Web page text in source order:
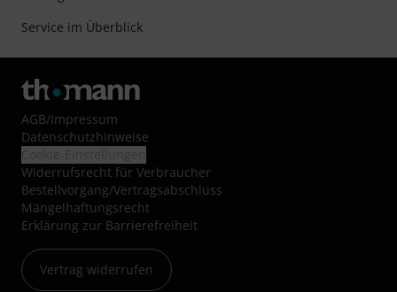
Service im Überblick
AGB/Impressum
Datenschutzhinweise
Widerrufsrecht für Verbraucher
Bestellvorgang/Vertragsabschluss
Mängelhaftungsrecht
Erklärung zur Barrierefreiheit
Vertrag widerrufen